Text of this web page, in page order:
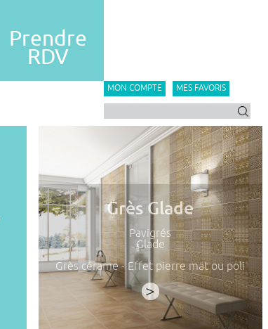
Prendre
RDV
MON COMPTE MES FAVORIS
Grès Glade
Pavigrés
Glade
Grès cérame - Effet pierre mat ou poli
>